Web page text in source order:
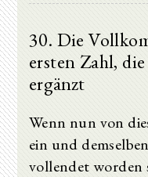
30. Die
ersten Zahl,
ergänzt
Wenn nun von
ein und
vollendet worden